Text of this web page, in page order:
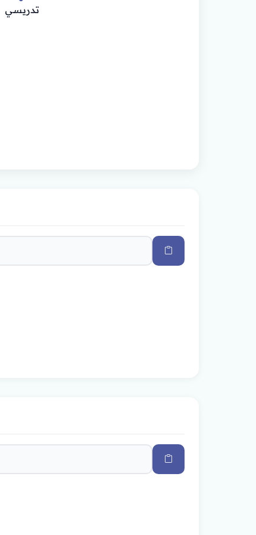
تدريسي